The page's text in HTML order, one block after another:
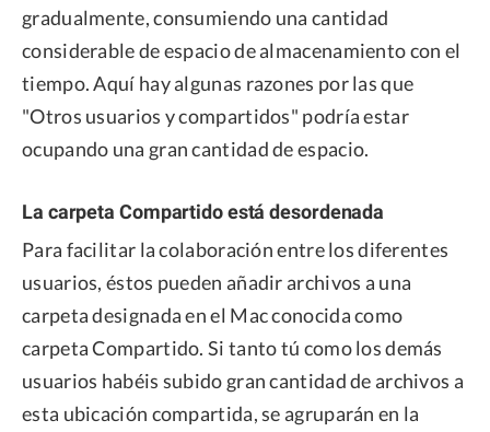
gradualmente, consumiendo una cantidad
considerable de espacio de almacenamiento con el
tiempo. Aquí hay algunas razones por las que
"Otros usuarios y compartidos" podría estar
ocupando una gran cantidad de espacio.
La carpeta Compartido está desordenada
Para facilitar la colaboración entre los diferentes
usuarios, éstos pueden añadir archivos a una
carpeta designada en el Mac conocida como
carpeta Compartido. Si tanto tú como los demás
usuarios habéis subido gran cantidad de archivos a
esta ubicación compartida, se agruparán en la